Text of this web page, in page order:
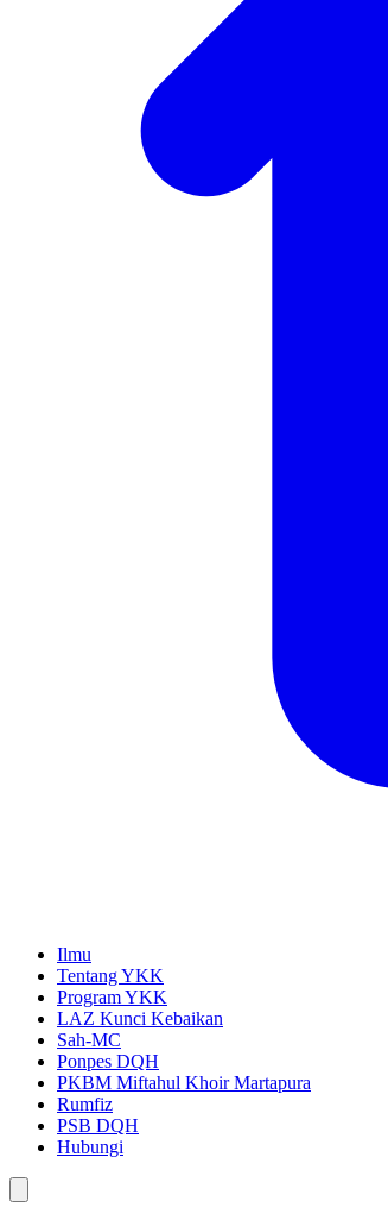
Ilmu
Tentang YKK
Program YKK
LAZ Kunci Kebaikan
Sah-MC
Ponpes DQH
PKBM Miftahul Khoir Martapura
Rumfiz
PSB DQH
Hubungi